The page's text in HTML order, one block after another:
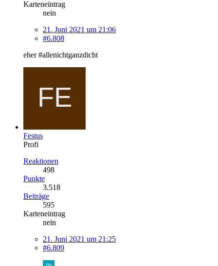
Karteneintrag
nein
21. Juni 2021 um 21:06
#6.808
eher #allenichtganzdicht
Festus
Profi
Reaktionen
498
Punkte
3.518
Beiträge
595
Karteneintrag
nein
21. Juni 2021 um 21:25
#6.809